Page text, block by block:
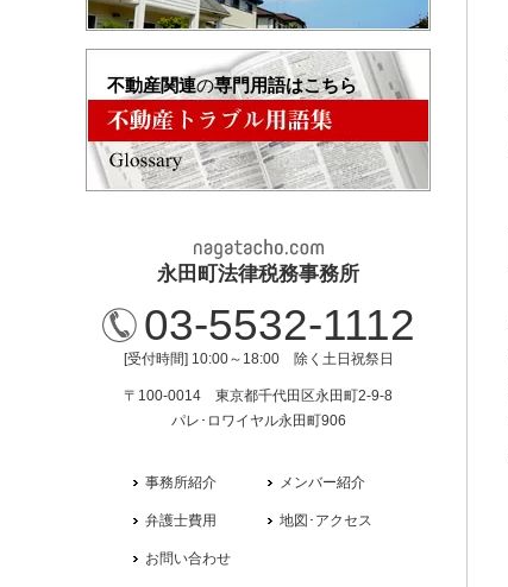
不動産関連の専門用語はこちら
永田町法律税務事務所
03-5532-1112
[受付時間] 10:00～18:00 除く土日祝祭日
〒100-0014 東京都千代田区永田町2-9-8
パレ･ロワイヤル永田町906
事務所紹介 メンバー紹介
弁護士費用 地図･アクセス
お問い合わせ